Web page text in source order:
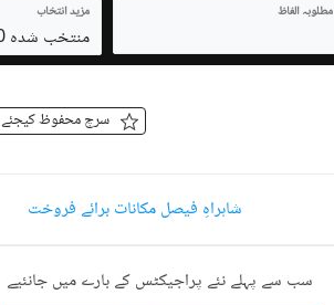
مطلوبہ الفاظ مزید انتخاب
منتخب شدہ 0
سرچ محفوظ کیجئے
شاہراہِ فیصل مکانات برائے فروخت
سب سے پہلے نئے پراجیکٹس کے بارے میں جانئیے